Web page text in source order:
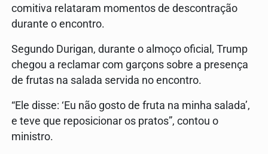
comitiva relataram momentos de descontração
durante o encontro.
Segundo Durigan, durante o almoço oficial, Trump
chegou a reclamar com garçons sobre a presença
de frutas na salada servida no encontro.
“Ele disse: ‘Eu não gosto de fruta na minha salada’,
e teve que reposicionar os pratos”, contou o
ministro.